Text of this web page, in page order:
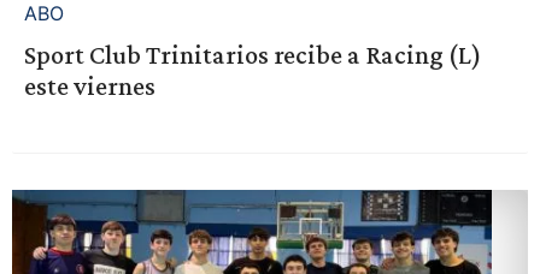
ABO
Sport Club Trinitarios recibe a Racing (L)
este viernes